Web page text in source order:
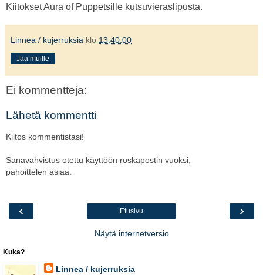
Kiitokset Aura of Puppetsille kutsuvieraslipusta.
Linnea / kujerruksia klo 13.40.00
Jaa muille
Ei kommentteja:
Lähetä kommentti
Kiitos kommentistasi!
Sanavahvistus otettu käyttöön roskapostin vuoksi,
pahoittelen asiaa.
‹ ›
Etusivu
Näytä internetversio
Kuka?
Linnea / kujerruksia